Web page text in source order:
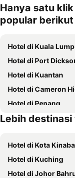
Hanya satu
popular berikut
Hotel di Kuala
Hotel di Port
Hotel di Kuantan
Hotel di Cameron
Hotel di Penang
Hotel di Batam
Lebih destinasi
Hotel di Kota
Hotel di Kuching
Hotel di Johor